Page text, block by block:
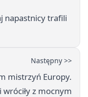
napastnicy trafili
Następny >>
mistrzyń Europy.
z mocnym